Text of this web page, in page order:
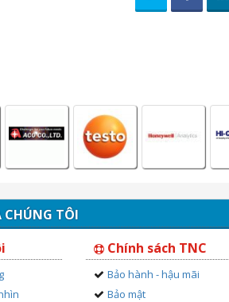
TÔI
Chính sách TNC
Bảo hành - hậu mãi
Bảo mật